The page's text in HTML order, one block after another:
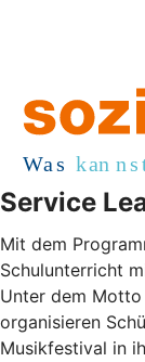
Service
Mit dem
Schulunterricht
Unter dem Motto
organisieren
Musikfestival in